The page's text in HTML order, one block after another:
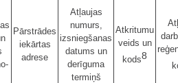
Pārstrādes
iekārtas
adrese
Atļaujas
numurs,
izsniegšanas
datums un
derīguma
termiņš
Atkritumu
veids un
kods8